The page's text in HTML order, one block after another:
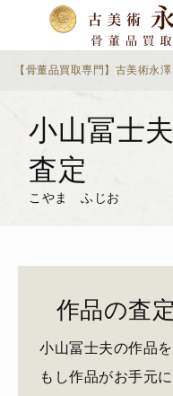
【骨董品買取専門】古美術永澤
小山冨士
査定
こやま ふじお
作品の査
小山冨士夫の作品
もし作品がお手元